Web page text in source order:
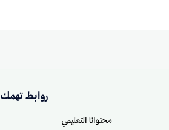
روابط تهمك
محتوانا التعليمي